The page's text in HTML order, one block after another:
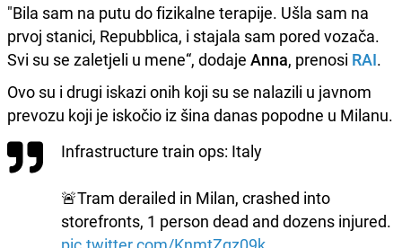
"Bila sam na putu do fizikalne terapije. Ušla sam na
prvoj stanici, Repubblica, i stajala sam pored vozača.
Svi su se zaletjeli u mene“, dodaje Anna, prenosi RAI.
Ovo su i drugi iskazi onih koji su se nalazili u javnom
prevozu koji je iskočio iz šina danas popodne u Milanu.
Infrastructure train ops: Italy
🚨Tram derailed in Milan, crashed into
storefronts, 1 person dead and dozens injured.